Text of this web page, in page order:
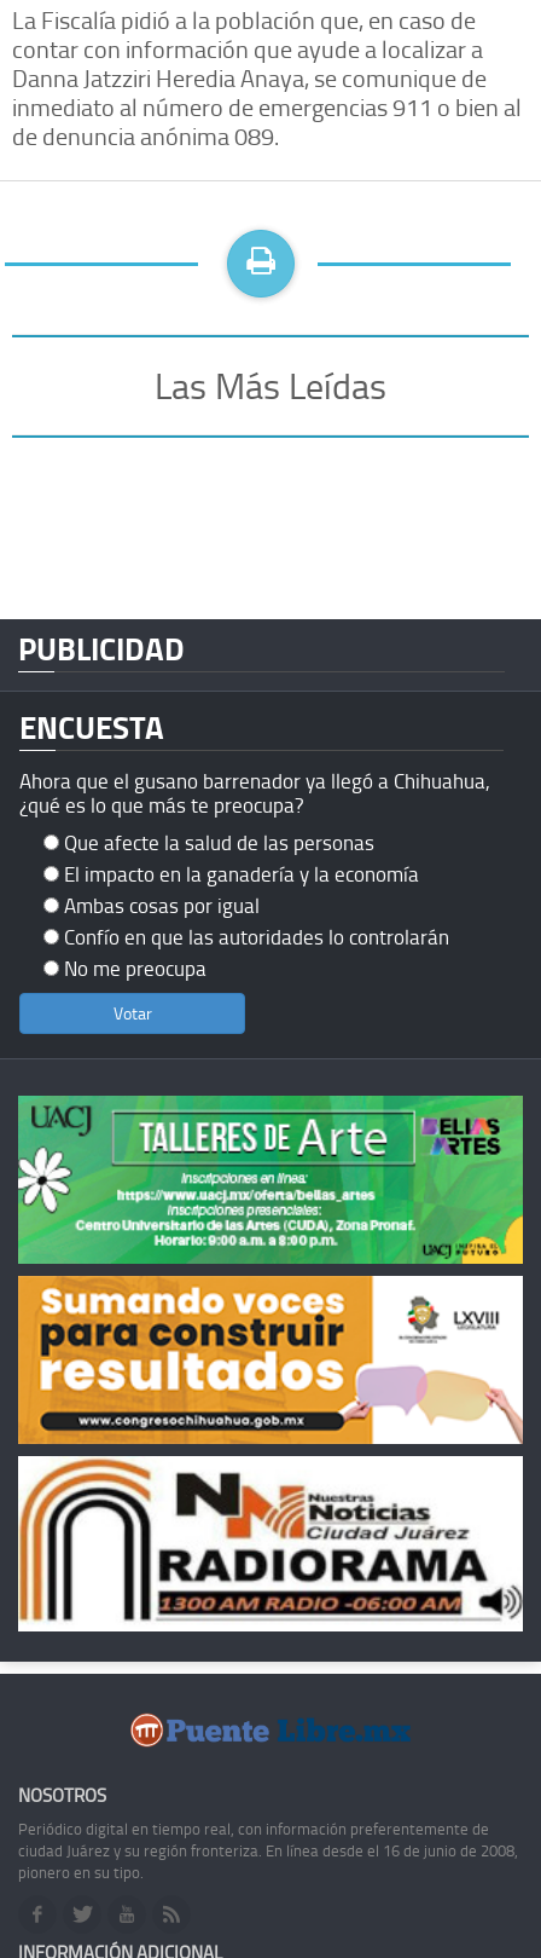
La Fiscalía pidió a la población que, en caso de
contar con información que ayude a localizar a
Danna Jatzziri Heredia Anaya, se comunique de
inmediato al número de emergencias 911 o bien al
de denuncia anónima 089.
Las Más Leídas
PUBLICIDAD
ENCUESTA
Ahora que el gusano barrenador ya llegó a Chihuahua,
¿qué es lo que más te preocupa?
Que afecte la salud de las personas
El impacto en la ganadería y la economía
Ambas cosas por igual
Confío en que las autoridades lo controlarán
No me preocupa
NOSOTROS
Periódico digital en tiempo real, con información preferentemente de
ciudad Juárez y su región fronteriza. En línea desde el 16 de junio de 2008,
pionero en su tipo.
INFORMACIÓN ADICIONAL